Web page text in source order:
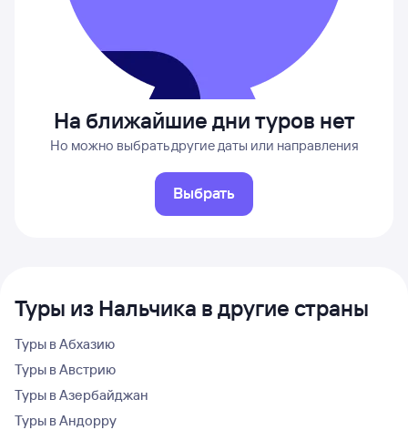
На ближайшие дни туров нет
Но можно выбрать другие даты или направления
Выбрать
Туры из Нальчика в другие страны
Туры в Абхазию
Туры в Австрию
Туры в Азербайджан
Туры в Андорру